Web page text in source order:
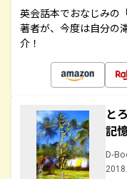
英会話本でおなじみの
著者が、今度は自分の
介！
と
記
D-